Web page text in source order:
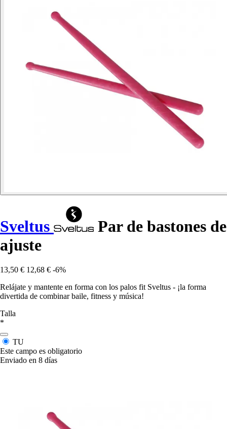
Sveltus
Par de bastones de
ajuste
13,50 € 12,68 € -6%
Relájate y mantente en forma con los palos fit Sveltus - ¡la forma
divertida de combinar baile, fitness y música!
Talla
*
TU
Este campo es obligatorio
Enviado en 8 días